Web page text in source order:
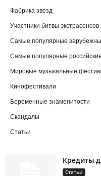
Фабрика звезд
Участники битвы экстрасенсов
Самые популярные
Самые популярные
Мировые музыкальные
Кинофестивали
Беременные знаменитости
Скандалы
Статьи
Кредиты
Статьи